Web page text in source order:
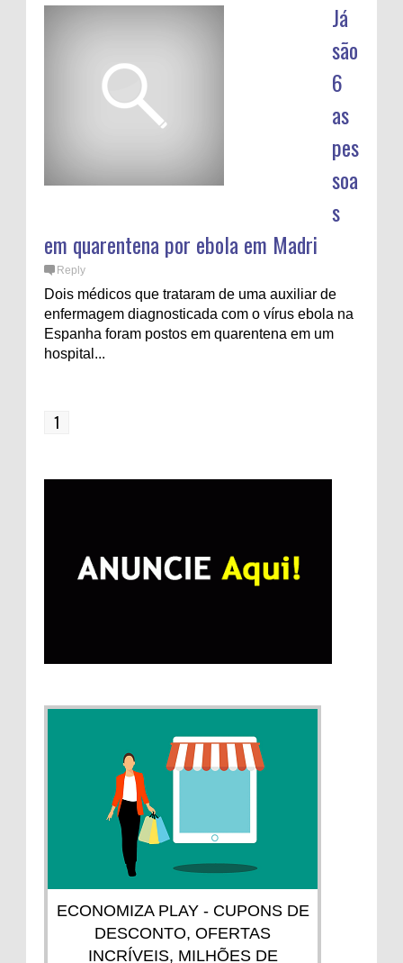
Já
são
6
as
pes
soa
s
em quarentena por ebola em Madri
Reply
Dois médicos que trataram de uma auxiliar de
enfermagem diagnosticada com o vírus ebola na
Espanha foram postos em quarentena em um
hospital...
1
ECONOMIZA PLAY - CUPONS DE
DESCONTO, OFERTAS
INCRÍVEIS, MILHÕES DE